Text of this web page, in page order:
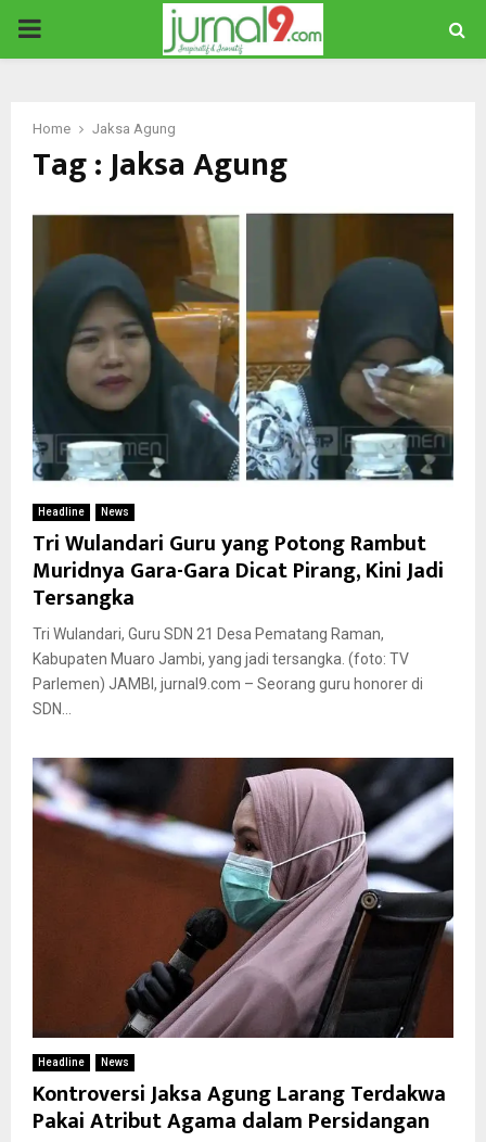
PRIMARY
Home Jaksa Agung
Tag : Jaksa Agung
Headline News
Tri Wulandari Guru yang Potong Rambut
Muridnya Gara-Gara Dicat Pirang, Kini Jadi
Tersangka
Tri Wulandari, Guru SDN 21 Desa Pematang Raman,
Kabupaten Muaro Jambi, yang jadi tersangka. (foto: TV
Parlemen) JAMBI, jurnal9.com – Seorang guru honorer di
SDN...
Headline News
Kontroversi Jaksa Agung Larang Terdakwa
Pakai Atribut Agama dalam Persidangan